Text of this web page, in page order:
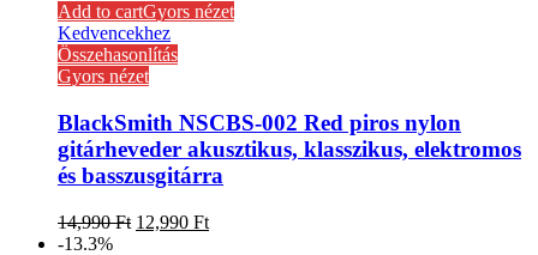
Add to cartGyors nézet
Kedvencekhez
Összehasonlítás
Gyors nézet
BlackSmith NSCBS-002 Red piros nylon
gitárheveder akusztikus, klasszikus, elektromos
és basszusgitárra
14,990Ft 12,990 Ft
-13.3%